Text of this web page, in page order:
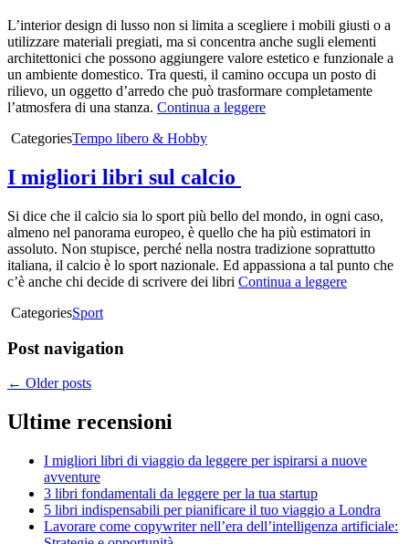
L’interior design di lusso non si limita a scegliere i mobili giusti o a
utilizzare materiali pregiati, ma si concentra anche sugli elementi
architettonici che possono aggiungere valore estetico e funzionale a
un ambiente domestico. Tra questi, il camino occupa un posto di
rilievo, un oggetto d’arredo che può trasformare completamente
l’atmosfera di una stanza. Continua a leggere
CategoriesTempo libero & Hobby
I migliori libri sul calcio
Si dice che il calcio sia lo sport più bello del mondo, in ogni caso,
almeno nel panorama europeo, è quello che ha più estimatori in
assoluto. Non stupisce, perché nella nostra tradizione soprattutto
italiana, il calcio è lo sport nazionale. Ed appassiona a tal punto che
c’è anche chi decide di scrivere dei libri Continua a leggere
CategoriesSport
Post navigation
← Older posts
Ultime recensioni
I migliori libri di viaggio da leggere per ispirarsi a nuove
avventure
3 libri fondamentali da leggere per la tua startup
5 libri indispensabili per pianificare il tuo viaggio a Londra
Lavorare come copywriter nell’era dell’intelligenza artificiale: